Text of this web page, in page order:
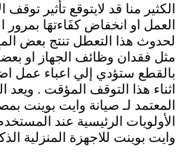
الكثير منا قد لايتوقع تأثير توقف
العمل او انخفاض كفَاءتهَا بمرور
لحدوث هذا التعطل تنتج بعض
مثل فقدان وظائف الجهاز او
بالقطع ستؤدي إلي اعباء عمل
اثناء هذا التوقف المؤقت . ويعد
المعتمد لـ صيانة وايت بوينت
الأولويات الرئيسية عند
وايت بوينت للاجهزة المنزلية